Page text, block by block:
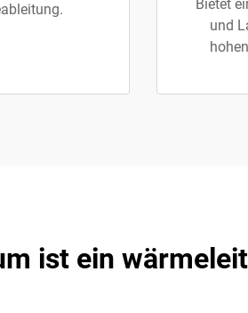
Bietet
und
ist ein